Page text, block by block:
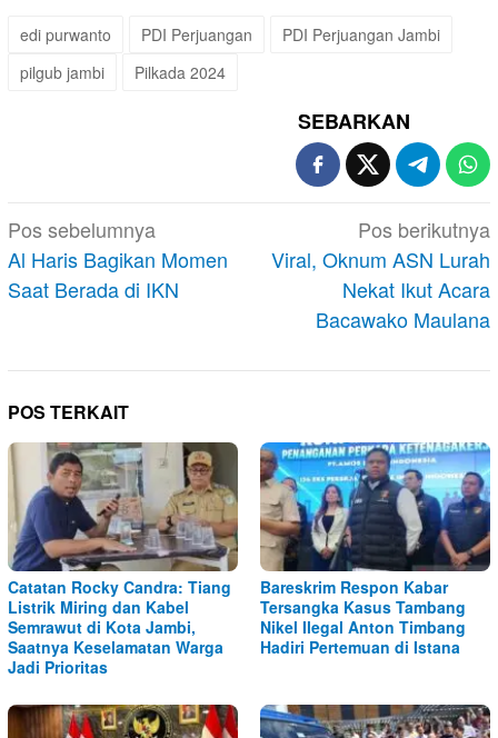
edi purwanto PDI Perjuangan
PDI Perjuangan Jambi
pilgub jambi
Pilkada 2024
SEBARKAN
Navigasi
pos
Pos sebelumnya
Al Haris Bagikan Momen
Saat Berada di IKN
Pos berikutnya
Viral, Oknum ASN Lurah
Nekat Ikut Acara
Bacawako Maulana
POS TERKAIT
Catatan Rocky Candra: Tiang
Listrik Miring dan Kabel
Semrawut di Kota Jambi,
Saatnya Keselamatan Warga
Jadi Prioritas
Bareskrim Respon Kabar
Tersangka Kasus Tambang
Nikel Ilegal Anton Timbang
Hadiri Pertemuan di Istana